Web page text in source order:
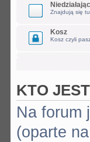
Znajdują się
Kosz
Kosz czyli
KTO
Na forum
(oparte